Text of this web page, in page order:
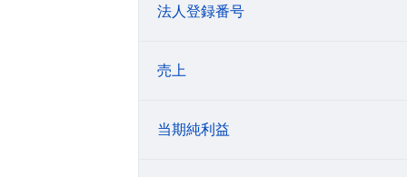
法人登録番号
売上
当期純利益